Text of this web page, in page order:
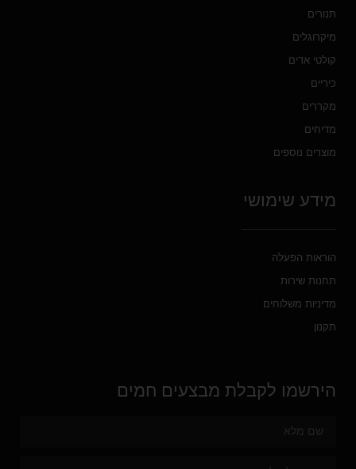
תנורים
מיקרוגלים
קולטי אדים
כיריים
מקררים
מדיחים
מוצרים נוספים
מידע שימושי
הוראות הפעלה
תחנות שירות
מדיניות משלוחים
תקנון
הירשמו לקבלת מבצעים חמים